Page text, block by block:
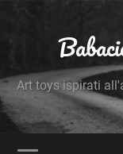
Art toys ispirati